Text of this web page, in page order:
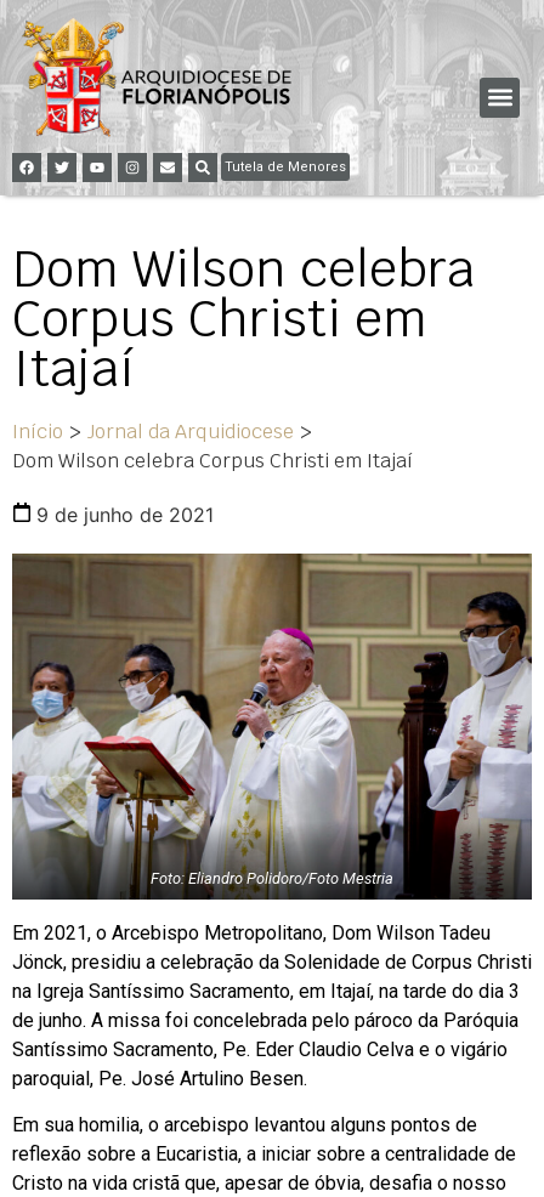
Tutela de Menores
Dom Wilson celebra
Corpus Christi em
Itajaí
Início > Jornal da Arquidiocese >
Dom Wilson celebra Corpus Christi em Itajaí
9 de junho de 2021
Foto: Eliandro Polidoro/Foto Mestria
Em 2021, o Arcebispo Metropolitano, Dom Wilson Tadeu
Jönck, presidiu a celebração da Solenidade de Corpus Christi
na Igreja Santíssimo Sacramento, em Itajaí, na tarde do dia 3
de junho. A missa foi concelebrada pelo pároco da Paróquia
Santíssimo Sacramento, Pe. Eder Claudio Celva e o vigário
paroquial, Pe. José Artulino Besen.
Em sua homilia, o arcebispo levantou alguns pontos de
reflexão sobre a Eucaristia, a iniciar sobre a centralidade de
Cristo na vida cristã que, apesar de óbvia, desafia o nosso